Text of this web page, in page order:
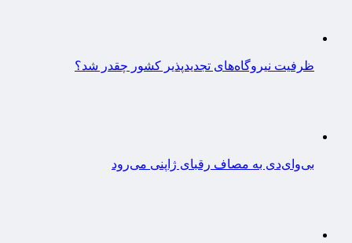
ظرفیت نیروگاه‌های تجدیدپذیر کشور چقدر شد؟
بی‌وای‌دی به مصاف رقبای ژاپنی می‌رود